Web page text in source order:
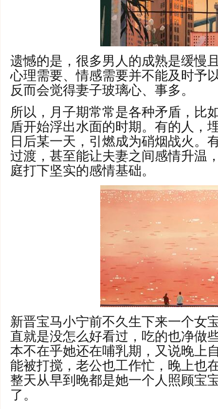
遗憾的是，很多男人的成熟是缓慢
心理需要、情感需要并不能及时予
反而会觉得妻子玻璃心、事多。
所以，月子期常常是各种矛盾，比
盾开始浮出水面的时期。有的人，
日后某一天，引燃成为硝烟战火。
过渡，甚至能让夫妻之间感情升温
庭打下坚实的感情基础。
新晋宝马小宁前不久生下来一个女
直就是没怎么好看过，吃的也净做
本不在乎她还在哺乳期，又说晚上
能被打搅，老公也工作忙，晚上也
整天从早到晚都是她一个人照顾宝
了。